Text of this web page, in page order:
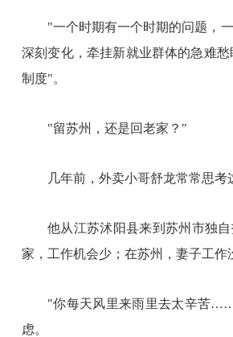
"一个时期有一个时期的问题，
深刻变化，牵挂新就业群体的急难
制度"。
"留苏州，还是回老家？"
几年前，外卖小哥舒龙常常思考
他从江苏沭阳县来到苏州市独
家，工作机会少；在苏州，妻子工作
"你每天风里来雨里去太辛苦
虑。